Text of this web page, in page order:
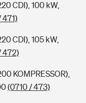
CDI), 100 kW,
471)
CDI), 105 kW,
472)
KOMPRESSOR),
(0710 / 473)